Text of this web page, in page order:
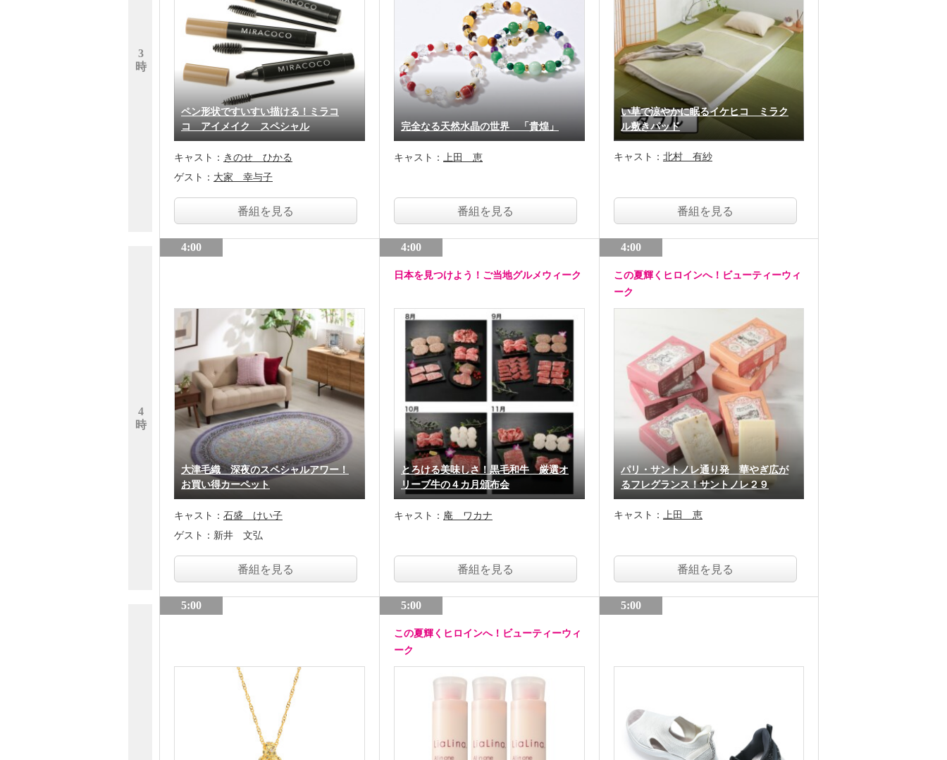
3
時
4
時
ペン形状ですいすい描ける！ミラコ
コ アイメイク スペシャル
キャスト： きのせ ひかる
ゲスト： 大家 幸与子
番組を見る
4:00
大津毛織 深夜のスペシャルアワー！
お買い得カーペット
キャスト： 石盛 けい子
ゲスト： 新井 文弘
番組を見る
5:00
完全なる天然水晶の世界 「貴煌」
キャスト： 上田 恵
番組を見る
4:00
日本を見つけよう！ご当地グルメウィーク
とろける美味しさ！黒毛和牛 厳選オ
リーブ牛の４カ月頒布会
キャスト： 庵 ワカナ
番組を見る
5:00
この夏輝くヒロインへ！ビューティーウィ
ーク
い草で涼やかに眠るイケヒコ ミラク
ル敷きパッド
キャスト： 北村 有紗
番組を見る
4:00
この夏輝くヒロインへ！ビューティーウィ
ーク
パリ・サントノレ通り発 華やぎ広が
るフレグランス！サントノレ２９
キャスト： 上田 恵
番組を見る
5:00